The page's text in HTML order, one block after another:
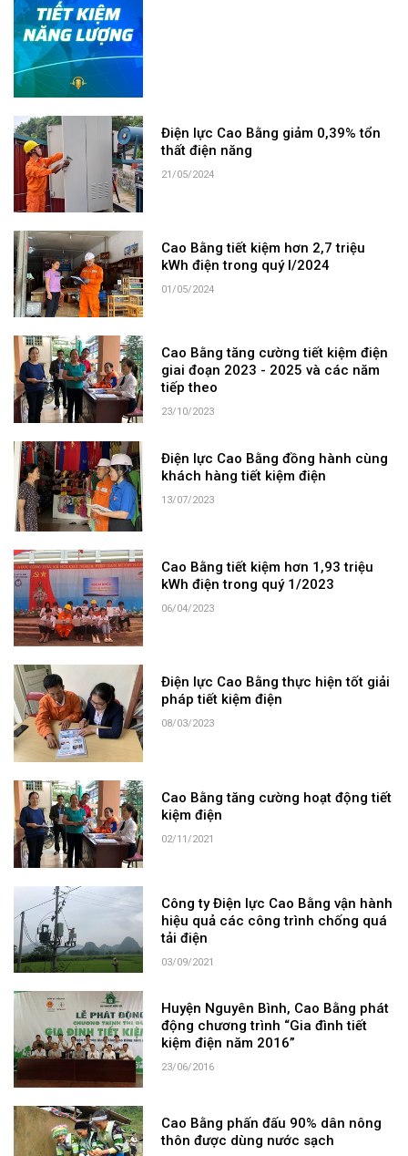
Điện lực Cao Bằng giảm 0,39% tổn
thất điện năng
21/05/2024
Cao Bằng tiết kiệm hơn 2,7 triệu
kWh điện trong quý I/2024
01/05/2024
Cao Bằng tăng cường tiết kiệm điện
giai đoạn 2023 - 2025 và các năm
tiếp theo
23/10/2023
Điện lực Cao Bằng đồng hành cùng
khách hàng tiết kiệm điện
13/07/2023
Cao Bằng tiết kiệm hơn 1,93 triệu
kWh điện trong quý 1/2023
06/04/2023
Điện lực Cao Bằng thực hiện tốt giải
pháp tiết kiệm điện
08/03/2023
Cao Bằng tăng cường hoạt động tiết
kiệm điện
02/11/2021
Công ty Điện lực Cao Bằng vận hành
hiệu quả các công trình chống quá
tải điện
03/09/2021
Huyện Nguyên Bình, Cao Bằng phát
động chương trình “Gia đình tiết
kiệm điện năm 2016”
23/06/2016
Cao Bằng phấn đấu 90% dân nông
thôn được dùng nước sạch